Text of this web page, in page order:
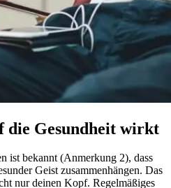
die Gesundheit wirkt
ist bekannt (Anmerkung 2), dass
Geist zusam­men­hän­gen. Das
nur deinen Kopf. Regel­mä­ßi­ges